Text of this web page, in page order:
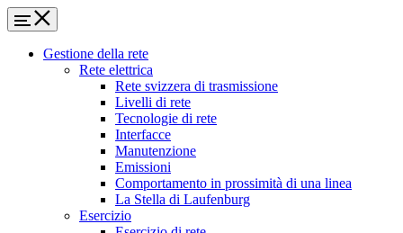
Gestione della rete
Rete elettrica
Rete svizzera di trasmissione
Livelli di rete
Tecnologie di rete
Interfacce
Manutenzione
Emissioni
Comportamento in prossimità di una linea
La Stella di Laufenburg
Esercizio